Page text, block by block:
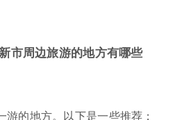
市周边旅游的地方有哪些
的地方。以下是一些推荐：